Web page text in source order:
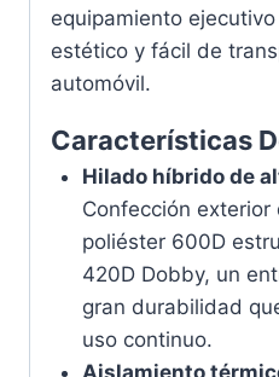
equipamiento
estético y fácil de
automóvil.
Características
Hilado híbrido de
Confección exterior
poliéster 600D
420D Dobby, un
gran durabilidad
uso continuo.